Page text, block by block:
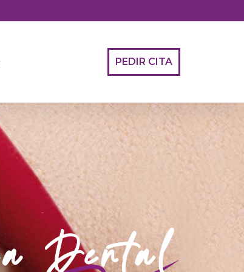
PEDIR CITA